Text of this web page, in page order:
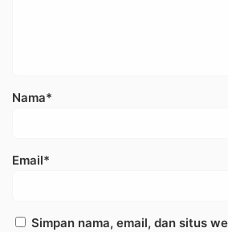
Nama*
Email*
Simpan nama, email, dan situs